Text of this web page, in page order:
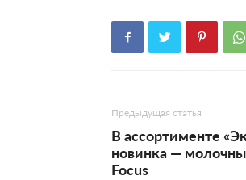
Предыдущая статья
В ассортименте
новинка —
Focus